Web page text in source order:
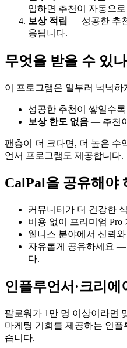
입하면 추천이 자동으
보상 적립 — 성공한 추
용됩니다.
무엇을 받을 수 있
이 프로그램은 일부러 넉넉하
성공한 추천이 쌓일수록
보상 한도 없음 — 추천
팬층이 더 크다면, 더 높은 수
언서 프로그램도 제공합니다.
CalPal을 공유해야
커뮤니티가 더 건강한
비용 없이 프리미엄 Pro
웰니스 분야에서 신뢰
자유롭게 공유하세요 —
다.
인플루언서·크리에
팔로워가 1만 명 이상이라면
마케팅 기회를 제공하는 인
습니다.